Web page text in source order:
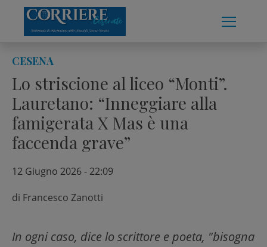
content
CESENA
Lo striscione al liceo “Monti”.
Lauretano: “Inneggiare alla
famigerata X Mas è una
faccenda grave”
12 Giugno 2026 - 22:09
di Francesco Zanotti
In ogni caso, dice lo scrittore e poeta, "bisogna